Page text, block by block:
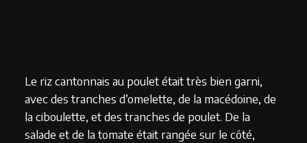
Le riz cantonnais au poulet était très bien garni,
avec des tranches d’omelette, de la macédoine, de
la ciboulette, et des tranches de poulet. De la
salade et de la tomate était rangée sur le côté,